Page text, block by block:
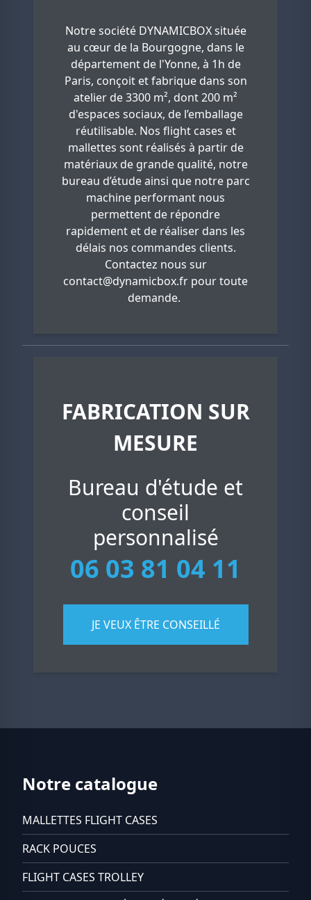
Notre société DYNAMICBOX située
au cœur de la Bourgogne, dans le
département de l'Yonne, à 1h de
Paris, conçoit et fabrique dans son
atelier de 3300 m², dont 200 m²
d'espaces sociaux, de l’emballage
réutilisable. Nos flight cases et
mallettes sont réalisés à partir de
matériaux de grande qualité, notre
bureau d’étude ainsi que notre parc
machine performant nous
permettent de répondre
rapidement et de réaliser dans les
délais nos commandes clients.
Contactez nous sur
contact@dynamicbox.fr pour toute
demande.
FABRICATION SUR
MESURE
Bureau d'étude et
conseil
personnalisé
06 03 81 04 11
JE VEUX ÊTRE CONSEILLÉ
Notre catalogue
MALLETTES FLIGHT CASES
RACK POUCES
FLIGHT CASES TROLLEY